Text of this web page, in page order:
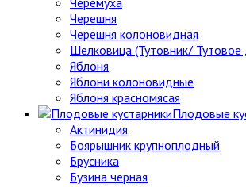
Черешня
Черешня колоновидная
Шелковица (Тутовник/ Тутовое
Яблоня
Яблони колоновидные
Яблоня красномясая
Плодовые
Актинидия
Боярышник крупноплодный
Брусника
Бузина черная